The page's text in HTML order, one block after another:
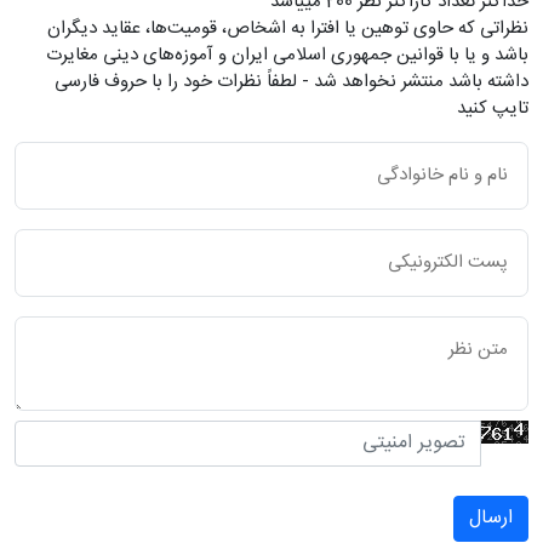
نظراتی که حاوی توهین یا افترا به اشخاص، قومیت‌ها، عقاید دیگران
باشد و یا با قوانین جمهوری اسلامی ایران و آموزه‌های دینی مغایرت
داشته باشد منتشر نخواهد شد - لطفاً نظرات خود را با حروف فارسی
تایپ کنید
ارسال